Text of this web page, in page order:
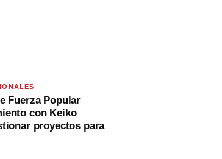
Fuerza Popular
con Keiko
proyectos para